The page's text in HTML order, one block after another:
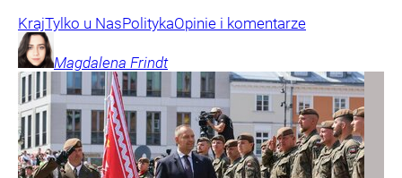
KrajTylko u NasPolitykaOpinie i komentarze
Magdalena Frindt